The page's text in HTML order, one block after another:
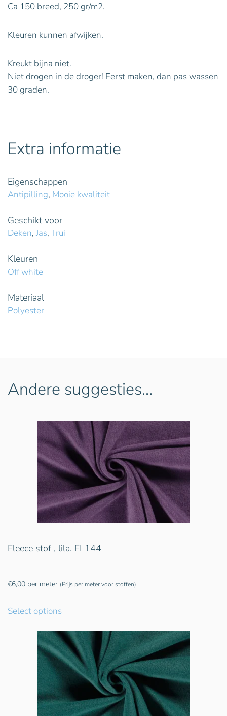
Ca 150 breed, 250 gr/m2.
Kleuren kunnen afwijken.
Kreukt bijna niet.
Niet drogen in de droger! Eerst maken, dan pas wassen
30 graden.
Extra informatie
Eigenschappen
Antipilling, Mooie kwaliteit
Geschikt voor
Deken, Jas, Trui
Kleuren
Off white
Materiaal
Polyester
Andere suggesties…
Fleece stof , lila. FL144
€6,00 per meter (Prijs per meter voor stoffen)
Select options